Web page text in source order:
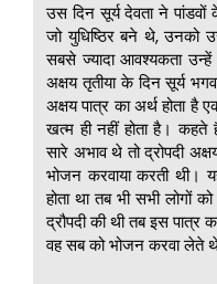
उस दिन सूर्य देवता ने
जो युधिष्ठिर बने थे, उनको
सबसे ज्यादा आवश्यकता
अक्षय तृतीया के दिन सूर्य
अक्षय पात्र का अर्थ होता है
खत्म ही नहीं होता है।
सारे अभाव थे तो द्रोपदी
भोजन करवाया करती थी।
होता था तब भी सभी लोगों
द्रौपदी की थी तब इस पात्र
वह सब को भोजन करवा लेते